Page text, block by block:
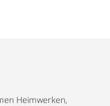
Heimwerken,